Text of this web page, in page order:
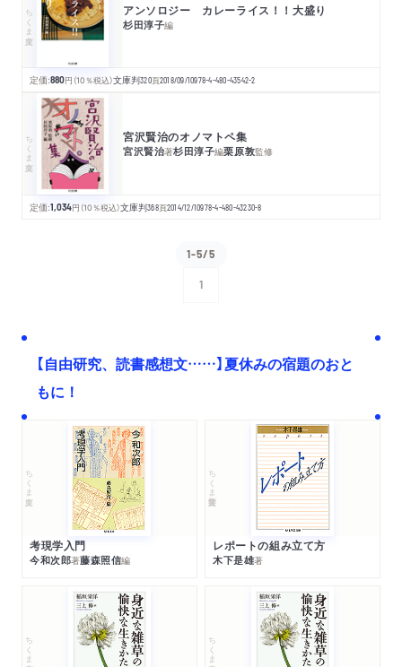
ちくま文庫 アンソロジー カレーライス！！大盛り
杉田淳子編
定価:880円 （10％税込）文庫判320頁2018/09/10978-4-480-43542-2
ちくま文庫 宮沢賢治のオノマトペ集
宮沢賢治著杉田淳子編栗原敦監修
定価:1,034円 （10％税込）文庫判368頁2014/12/10978-4-480-43230-8
1-5/5
1
【自由研究、読書感想文……】夏休みの宿題のおと
もに！
ちくま文庫
考現学入門
今和次郎著藤森照信編
ちくま学芸文庫
レポートの組み立て方
木下是雄著
ちくま文庫 ちくま文庫